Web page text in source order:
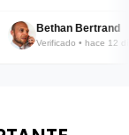
Bethan Bertrand
Verificado • hace 12 días